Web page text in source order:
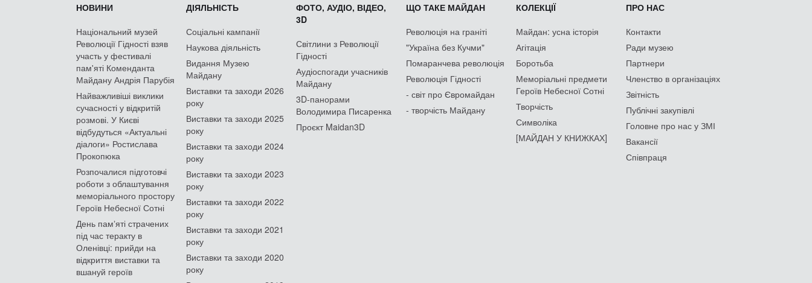
НОВИНИ
Національний музей
Революції Гідності взяв
участь у фестивалі
пам'яті Коменданта
Майдану Андрія Парубія
Найважливіші виклики
сучасності у відкритій
розмові. У Києві
відбудуться «Актуальні
діалоги» Ростислава
Прокопюка
Розпочалися підготовчі
роботи з облаштування
меморіального простору
Героїв Небесної Сотні
День памʼяті страчених
під час теракту в
Оленівці: прийди на
відкриття виставки та
вшануй героїв
ДІЯЛЬНІСТЬ
Соціальні кампанії
Наукова діяльність
Видання Музею
Майдану
Виставки та заходи 2026
року
Виставки та заходи 2025
року
Виставки та заходи 2024
року
Виставки та заходи 2023
року
Виставки та заходи 2022
року
Виставки та заходи 2021
року
Виставки та заходи 2020
року
ФОТО, АУДІО, ВІДЕО,
3D
Світлини з Революції
Гідності
Аудіоспогади учасників
Майдану
3D-панорами
Володимира Писаренка
Проєкт Maidan3D
ЩО ТАКЕ МАЙДАН
Революція на граніті
"Україна без Кучми"
Помаранчева революція
Революція Гідності
- світ про Євромайдан
- творчість Майдану
КОЛЕКЦІЇ
Майдан: усна історія
Агітація
Боротьба
Меморіальні предмети
Героїв Небесної Сотні
Творчість
Символіка
[МАЙДАН У КНИЖКАХ]
ПРО НАС
Контакти
Ради музею
Партнери
Членство в організаціях
Звітність
Публічні закупівлі
Головне про нас у ЗМІ
Вакансії
Співпраця